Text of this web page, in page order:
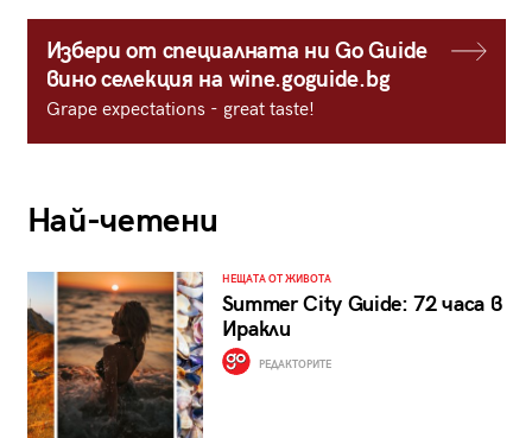
Избери от специалната ни Go Guide
вино селекция на wine.goguide.bg
Grape expectations - great taste!
Най-четени
НЕЩАТА ОТ ЖИВОТА
Summer City Guide: 72 часа в
Иракли
РЕДАКТОРИТЕ